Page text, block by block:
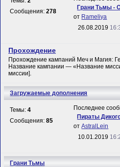
Сообщения:278
Грани Тьмы -
от Rameliya
26.08.2019
Прохождение
Прохождение кампаний Меч и Магия:
Название кампании — «Название
миссии].
Загружаемые дополнения
Темы:4
Сообщения:85
Последнее
Пираты
отAstralLein
10.01.2019
Грани Тьмы